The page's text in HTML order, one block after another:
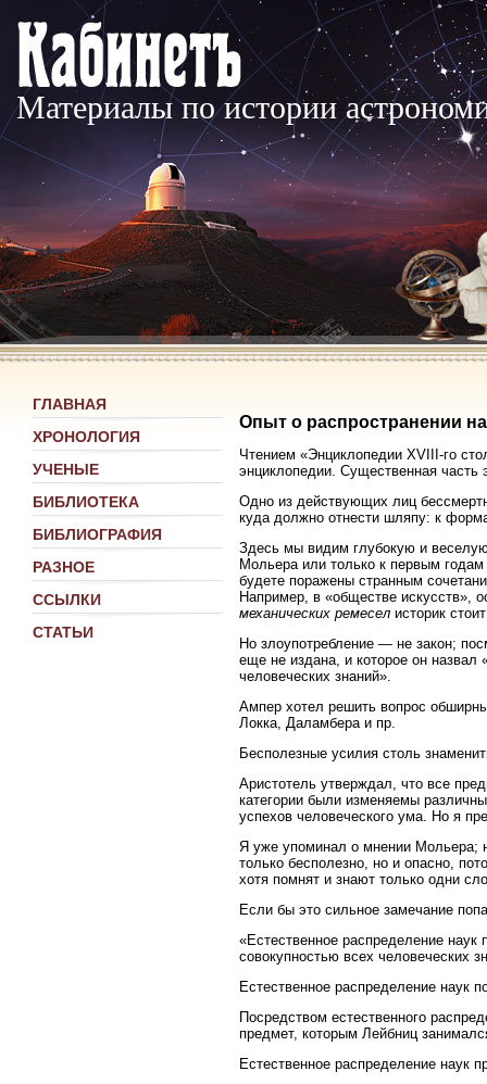
Материалы по истории
ГЛАВНАЯ
ХРОНОЛОГИЯ
УЧЕНЫЕ
БИБЛИОТЕКА
БИБЛИОГРАФИЯ
РАЗНОЕ
ССЫЛКИ
СТАТЬИ
Опыт о распространении
Чтением «Энциклопедии XVIII-го
энциклопедии. Существенная часть
Одно из действующих лиц
куда должно отнести шляпу: к
Здесь мы видим глубокую и
Мольера или только к первым
будете поражены странным
Например, в «обществе искусств»,
механических ремесел историк
Но злоупотребление — не закон;
еще не издана, и которое он
человеческих знаний».
Ампер хотел решить вопрос
Локка, Даламбера и пр.
Бесполезные усилия столь
Аристотель утверждал, что все
категории были изменяемы
успехов человеческого ума. Но я
Я уже упоминал о мнении Мольера;
только бесполезно, но и опасно,
хотя помнят и знают только одни
Если бы это сильное замечание
«Естественное распределение наук
совокупностью всех человеческих
Естественное распределение наук
Посредством естественного
предмет, которым Лейбниц
Естественное распределение наук